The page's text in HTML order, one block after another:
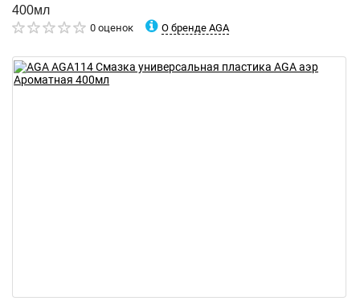
400мл
0 оценок О бренде AGA